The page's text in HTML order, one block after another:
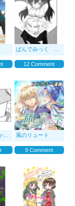
ぱんでみっく ぞんび
12 Comment
変なペットを拾った話
風のリュート
9 Comment